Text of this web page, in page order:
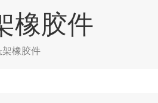
橡胶件
橡胶件